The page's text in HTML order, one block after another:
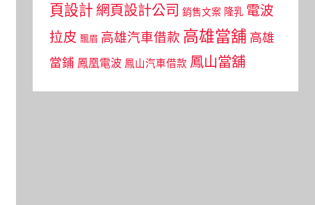
頁設計 網頁設計公司 銷售文案 隆乳 電波
拉皮 飄眉 高雄汽車借款 高雄當舖 高雄
當鋪 鳳凰電波 鳳山汽車借款 鳳山當舖